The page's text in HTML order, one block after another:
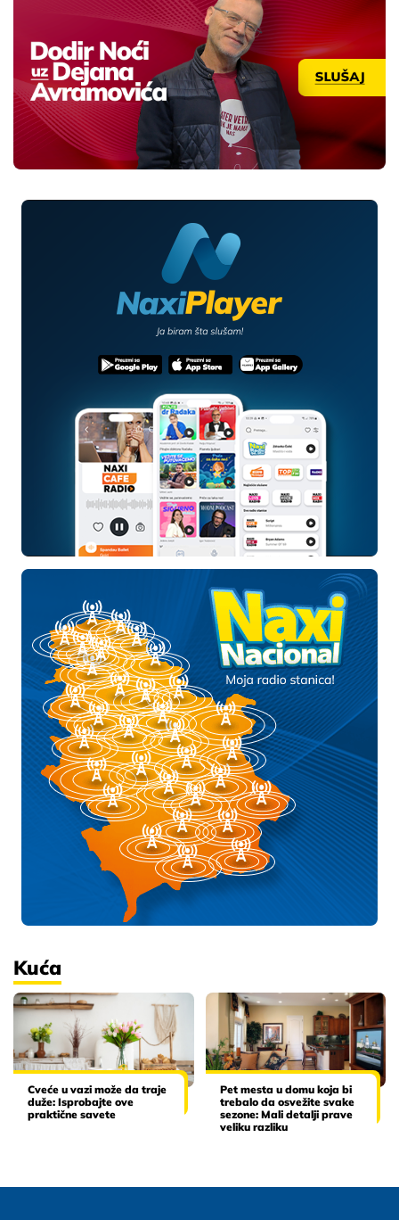
Kuća
Cveće u vazi može da traje
duže: Isprobajte ove
praktične savete
Pet mesta u domu koja bi
trebalo da osvežite svake
sezone: Mali detalji prave
veliku razliku